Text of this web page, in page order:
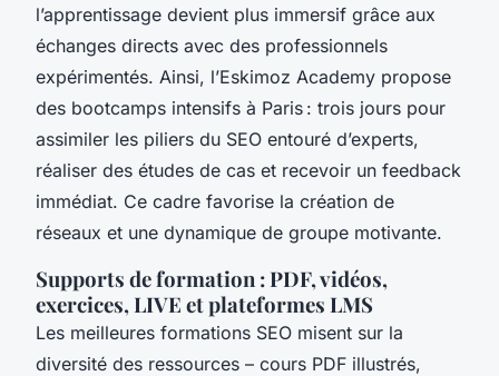
l’apprentissage devient plus immersif grâce aux
échanges directs avec des professionnels
expérimentés. Ainsi, l’Eskimoz Academy propose
des bootcamps intensifs à Paris : trois jours pour
assimiler les piliers du SEO entouré d’experts,
réaliser des études de cas et recevoir un feedback
immédiat. Ce cadre favorise la création de
réseaux et une dynamique de groupe motivante.
Supports de formation : PDF, vidéos,
exercices, LIVE et plateformes LMS
Les meilleures formations SEO misent sur la
diversité des ressources – cours PDF illustrés,